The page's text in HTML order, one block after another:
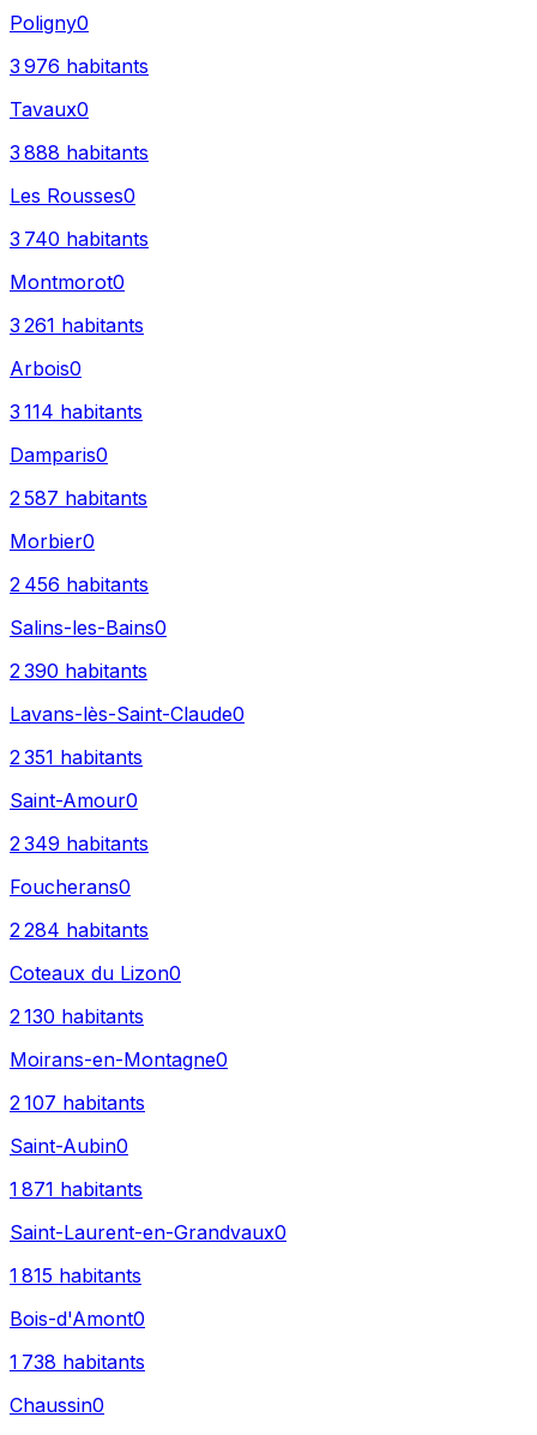
Poligny0
3 976 habitants
Tavaux0
3 888 habitants
Les Rousses0
3 740 habitants
Montmorot0
3 261 habitants
Arbois0
3 114 habitants
Damparis0
2 587 habitants
Morbier0
2 456 habitants
Salins-les-Bains0
2 390 habitants
Lavans-lès-Saint-Claude0
2 351 habitants
Saint-Amour0
2 349 habitants
Foucherans0
2 284 habitants
Coteaux du Lizon0
2 130 habitants
Moirans-en-Montagne0
2 107 habitants
Saint-Aubin0
1 871 habitants
Saint-Laurent-en-Grandvaux0
1 815 habitants
Bois-d'Amont0
1 738 habitants
Chaussin0